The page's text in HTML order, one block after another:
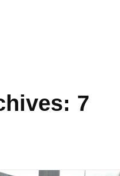
7